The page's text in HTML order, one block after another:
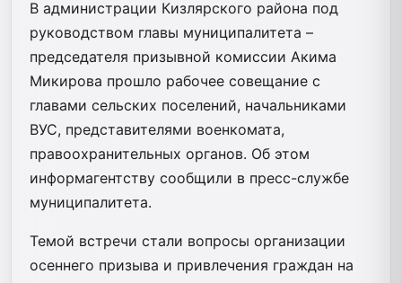
В администрации Кизлярского района под
руководством главы муниципалитета –
председателя призывной комиссии Акима
Микирова прошло рабочее совещание с
главами сельских поселений, начальниками
ВУС, представителями военкомата,
правоохранительных органов. Об этом
информагентству сообщили в пресс-службе
муниципалитета.
Темой встречи стали вопросы организации
осеннего призыва и привлечения граждан на